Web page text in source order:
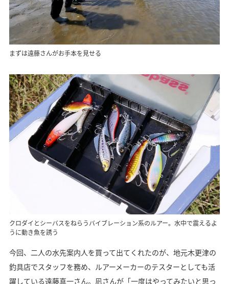
まずは遠藤さんがお手本を見せる
クロダイとシーバスをねらうバイブレーション系のルアー。水中で震えるよ
うに動き魚を誘う
今回、二人の水先案内人を買って出てくれたのが、地元木更津の
釣具店でスタッフを務め、ルアーメーカーのテスターとしても活
躍している遠藤真一さん。凪さんが「一度はやってみたいと思っ